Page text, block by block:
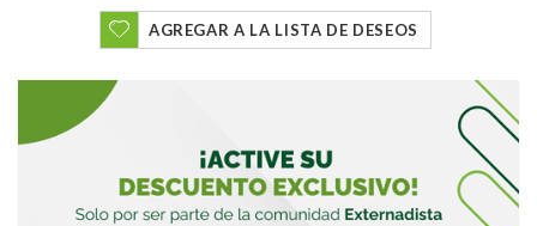
AGREGAR A LA LISTA DE DESEOS